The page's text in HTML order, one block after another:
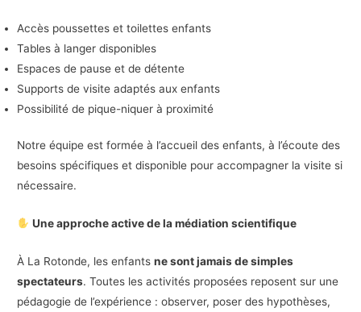
Accès poussettes et toilettes enfants
Tables à langer disponibles
Espaces de pause et de détente
Supports de visite adaptés aux enfants
Possibilité de pique-niquer à proximité
Notre équipe est formée à l’accueil des enfants, à l’écoute des
besoins spécifiques et disponible pour accompagner la visite si
nécessaire.
Une approche active de la médiation scientifique
À La Rotonde, les enfantsne sont jamais de simples
spectateurs. Toutes les activités proposées reposent sur une
pédagogie de l’expérience : observer, poser des hypothèses,